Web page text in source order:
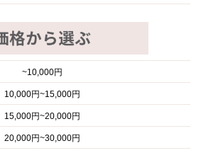
~10,000円
10,000円~15,000円
15,000円~20,000円
20,000円~30,000円